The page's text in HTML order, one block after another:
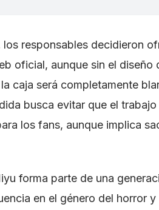
responsables decidieron
oficial, aunque sin el
caja será completamente
busca evitar que el
los fans, aunque implica
forma parte de una
en el género del horror